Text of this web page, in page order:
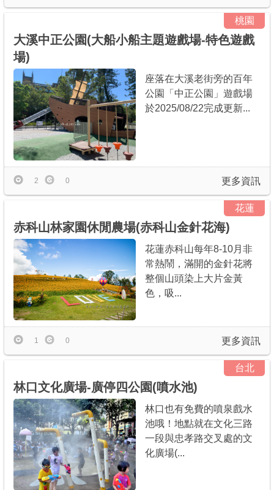
桃園
大溪中正公園(大船小船主題遊戲場-特色遊戲
場)
座落在大溪老街旁的百年
公園「中正公園」遊戲場
於2025/08/22完成更新...
更多資訊
2 0
花蓮
赤科山林家園休閒農場(赤科山金針花海)
花蓮赤科山每年8-10月非
常熱鬧，滿開的金針花將
整個山頭染上大片金黃
色，吸...
更多資訊
1 0
台北
林口文化廣場-廣停四公園(噴水池)
林口也有免費的噴泉戲水
池哦！地點就在文化三路
一段與忠孝路交叉處的文
化廣場(...